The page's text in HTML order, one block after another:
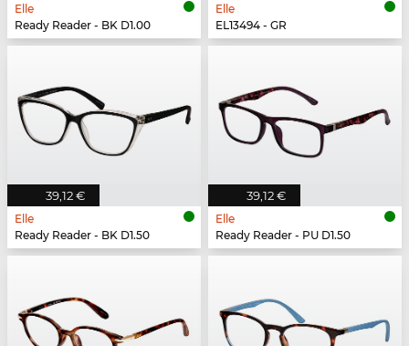
Elle
Ready Reader - BK D1.00
Elle
EL13494 - GR
39,12 €
Elle
Ready Reader - BK D1.50
39,12 €
Elle
Ready Reader - PU D1.50